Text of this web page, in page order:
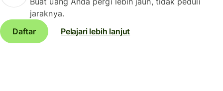
jaraknya.
Daftar
Pelajari lebih lanjut